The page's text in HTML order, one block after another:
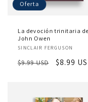
Oferta
La devoción trinitaria de
John Owen
Proveedor:
SINCLAIR FERGUSON
Precio
$9.99 USD
Precio
$8.99